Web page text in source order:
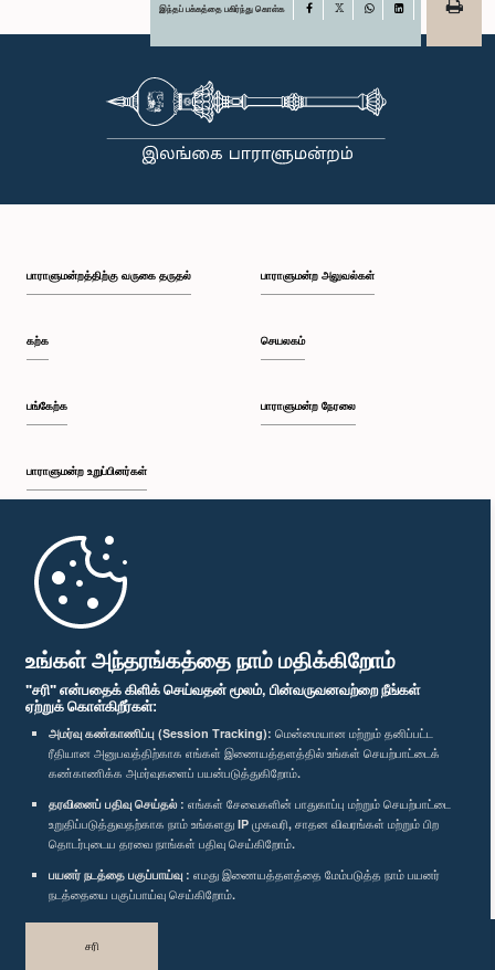
உங்கள் அந்தரங்கத்தை நாம் மதிக்கிறோம்
"சரி" என்பதைக் கிளிக் செய்வதன் மூலம், பின்வருவனவற்றை நீங்கள்
ஏற்றுக் கொள்கிறீர்கள்:
அமர்வு கண்காணிப்பு (Session Tracking): மென்மையான மற்றும் தனிப்பட்ட
ரீதியான அனுபவத்திற்காக எங்கள் இணையத்தளத்தில் உங்கள் செயற்பாட்டைக்
கண்காணிக்க அமர்வுகளைப் பயன்படுத்துகிறோம்.
தரவினைப் பதிவு செய்தல் : எங்கள் சேவைகளின் பாதுகாப்பு மற்றும் செயற்பாட்டை
உறுதிப்படுத்துவதற்காக நாம் உங்களது IP முகவரி, சாதன விவரங்கள் மற்றும் பிற
தொடர்புடைய தரவை நாங்கள் பதிவு செய்கிறோம்.
பயனர் நடத்தை பகுப்பாய்வு : எமது இணையத்தளத்தை மேம்படுத்த நாம் பயனர்
நடத்தையை பகுப்பாய்வு செய்கிறோம்.
சரி
இந்தப் பக்கத்தை பகிர்ந்து கொள்க Facebook
பாராளுமன்றத்திற்கு வருகை தருதல்
கற்க
பங்கேற்க
பாராளுமன்ற உறுப்பினர்கள்
முதற்பக்கம்
பாராளுமன்ற அலுவல்கள்
செயலகம்
பாராளுமன்ற நேரலை
பாராளுமன்ற கையடக்க செயலி
எம்மை பின்தொடர்க :
விருதுகள்
தனியுரிமைக் கொள்கை